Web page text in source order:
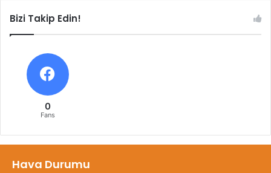
Bizi Takip Edin!
0
Fans
Hava Durumu